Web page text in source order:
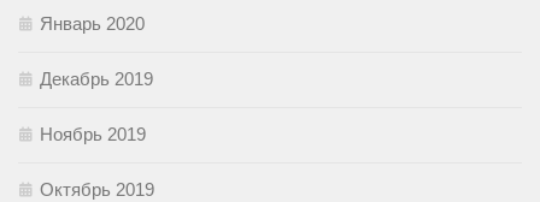
Январь 2020
Декабрь 2019
Ноябрь 2019
Октябрь 2019